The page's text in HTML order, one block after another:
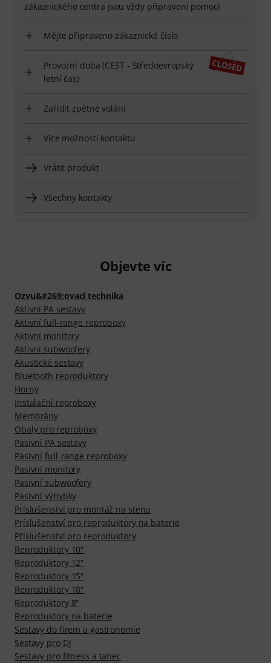
zákaznického centra jsou vždy připraveni pomoci
Mějte připraveno zákaznické číslo
Provozní doba (CEST - Středoevropský
letní čas)
Zařídit zpětné volání
Více možností kontaktu
Vrátit produkt
Všechny kontakty
Objevte víc
Ozvu&#269;ovací technika
Aktivní PA sestavy
Aktivní full-range reproboxy
Aktivní monitory
Aktivní subwoofery
Akustické sestavy
Bluetooth reproduktory
Horny
Instalační reproboxy
Membrány
Obaly pro reproboxy
Pasivní PA sestavy
Pasivní full-range reproboxy
Pasivní monitory
Pasivní subwoofery
Pasivní výhybky
Príslušenství pro montáž na stenu
Príslušenství pro reproduktory na baterie
Příslušenství pro reproduktory
Reproduktory 10"
Reproduktory 12"
Reproduktory 15"
Reproduktory 18"
Reproduktory 8"
Reproduktory na baterie
Sestavy do firem a gastronomie
Sestavy pro DJ
Sestavy pro fitness a tanec